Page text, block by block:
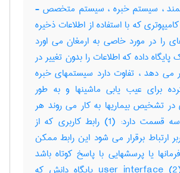
، سیستم خبره ، سیستم متخصص -
که با استفاده از اطلاعات ذخیره
را در مورد خاصی به ارمغان می اورد
پایگاه داده که اطلاعات را بدون تغییر در
می دهد ، تفاوت دارد سیستمهای خبره
برای عیب یابی ماشینها و به طور
تشخیص بیماریها به کار می روند هر
سیستم خبره سه قسمت دارد: (1) رابط کاربری که از
ارتباط برقرار می شود این رابط ممکن
یا پرسشهایی با پاسخ کوتاه باشد